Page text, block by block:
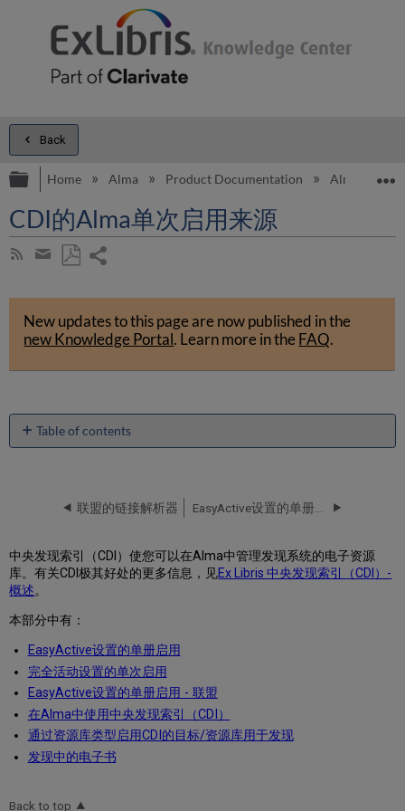
Back
Expand/collapse global hierarchy
Home Alma Product Documentation Alma Online
CDI的Alma单次启用来源
Subscribe
RSS
Share
by
email
as
PDF
New updates to this page are now published in the
new Knowledge Portal. Learn more in theFAQ.
Table of contents
No
联盟的链接解析器 EasyActive设置的单册启用
中央发现索引（CDI）使您可以在Alma中管理发现系统的电子资源
库。有关CDI极其好处的更多信息，见Ex Libris 中央发现索引（CDI）-
概述。
本部分中有：
EasyActive设置的单册启用
完全活动设置的单次启用
EasyActive设置的单册启用 - 联盟
在Alma中使用中央发现索引（CDI）
通过资源库类型启用CDI的目标/资源库用于发现
发现中的电子书
Back to top